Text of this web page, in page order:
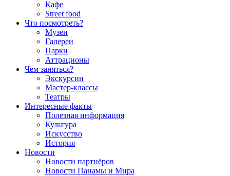
Кафе
Street food
Что посмотреть?
Музеи
Галереи
Парки
Аттрационы
Чем заняться?
Экскурсии
Мастер-классы
Театры
Интересные факты
Полезная информация
Культура
Искусство
История
Новости
Новости партнёров
Новости Панамы и Мира